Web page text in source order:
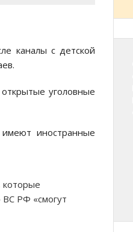
каналы с детской
уголовные
иностранные
которые
РФ «смогут